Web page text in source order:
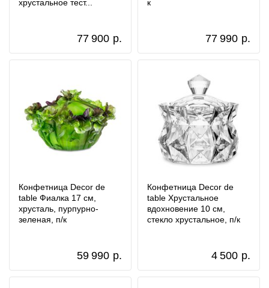
хрустальное тест...
77 900 р.
к
77 990 р.
Конфетница Decor de
table Фиалка 17 см,
хрусталь, пурпурно-
зеленая, п/к
59 990 р.
Конфетница Decor de
table Хрустальное
вдохновение 10 см,
стекло хрустальное, п/к
4 500 р.